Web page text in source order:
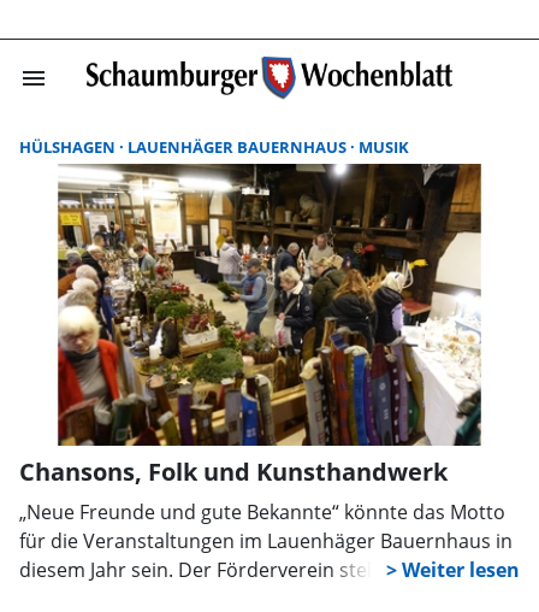
menu
HÜLSHAGEN LAUENHÄGER BAUERNHAUS MUSIK
Chansons, Folk und Kunsthandwerk
„Neue Freunde und gute Bekannte“ könnte das Motto
für die Veranstaltungen im Lauenhäger Bauernhaus in
diesem Jahr sein. Der Förderverein stellte nun das